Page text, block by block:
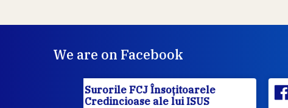
We are on Facebook
Surorile FCJ Însoțitoarele
Credincioase ale lui ISUS
Surorile